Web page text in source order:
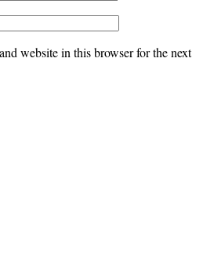
website in this browser for the next